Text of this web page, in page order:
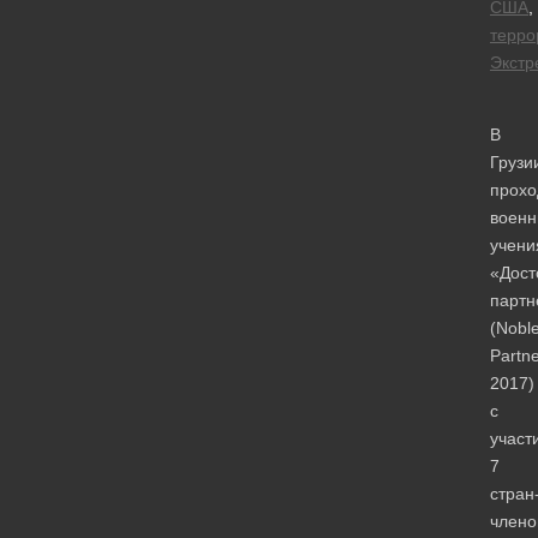
США
В
2017)
с
7